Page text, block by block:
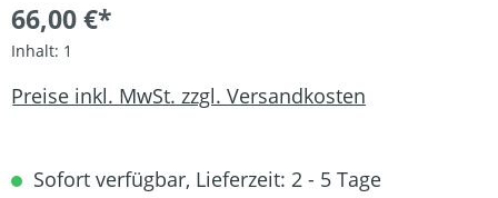
66,00 €*
Inhalt: 1
Preise inkl. MwSt. zzgl. Versandkosten
Sofort verfügbar, Lieferzeit: 2 - 5 Tage